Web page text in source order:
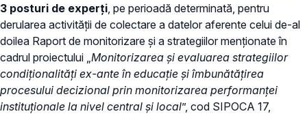
3 posturi de experți , pe perioadă determinată, pentru
derularea activității de colectare a datelor aferente celui de-al
doilea Raport de monitorizare și a strategiilor menționate în
cadrul proiectului „ Monitorizarea și evaluarea strategiilor
condiționalități ex-ante în educație și îmbunătățirea
procesului decizional prin monitorizarea performanței
instituționale la nivel central și local”, cod SIPOCA 17,